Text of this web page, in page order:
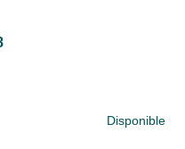
Disponible